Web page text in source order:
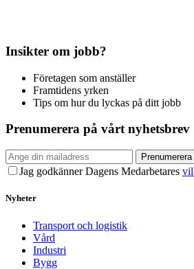
Insikter om jobb?
Företagen som anställer
Framtidens yrken
Tips om hur du lyckas på ditt jobb
Prenumerera på vårt nyhetsbrev
Prenumerera
Jag godkänner Dagens Medarbetares
Nyheter
Transport och logistik
Vård
Industri
Bygg